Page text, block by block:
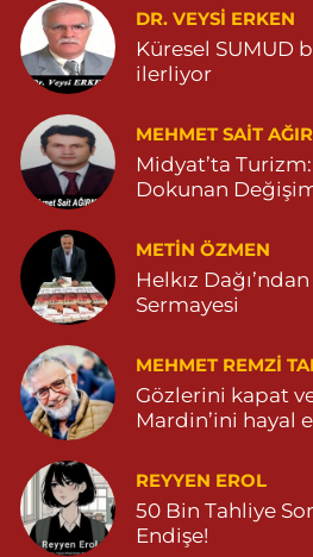
Turan Eczanesi
TEPEBAŞI MAHALLE KISMETLİ
YANI 04823813670
0 (482) 381 36 70 Yol Tarifi Al
DR. VEYSI ERKEN
Küresel SUMUD
ilerliyor
MEHMET SAIT
Midyat’ta
Dokunan
METIN ÖZMEN
Helkız
Sermayesi
MEHMET REMZI
Gözlerini kapat
Mardin’ini hayal
REYYEN EROL
50 Bin Tahliye
Endişe!